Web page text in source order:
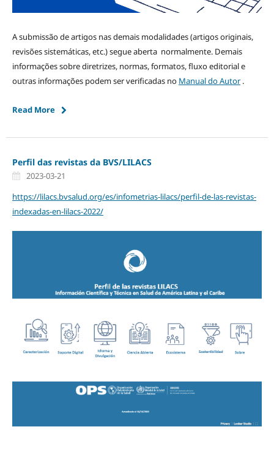
A submissão de artigos nas demais modalidades (artigos originais,
revisões sistemáticas, etc.) segue aberta normalmente. Demais
informações sobre diretrizes, normas, formatos, fluxo editorial e
outras informações podem ser verificadas no Manual do Autor.
Read More
Perfil das revistas da BVS/LILACS
2023-03-21
https://lilacs.bvsalud.org/es/infometrias-lilacs/perfil-de-las-revistas-
indexadas-en-lilacs-2022/